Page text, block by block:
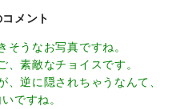
メント
そうなお写真ですね。
、素敵なチョイスです。
逆に隠されちゃうなんて、
ですね。